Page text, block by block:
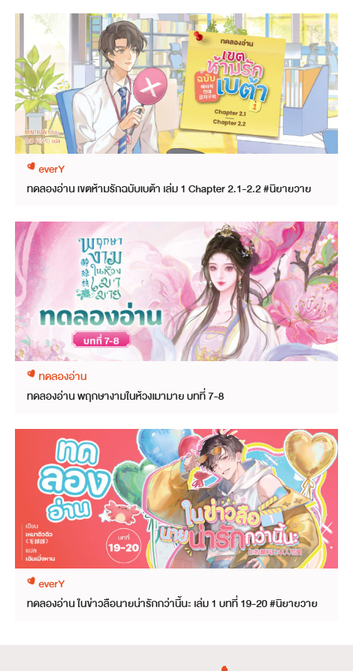
everY
ทดลองอ่าน เขตห้ามรักฉบับเบต้า เล่ม 1 Chapter 2.1-2.2 #นิยายวาย
ทดลองอ่าน
ทดลองอ่าน พฤกษางามในห้วงเมามาย บทที่ 7-8
everY
ทดลองอ่าน ในข่าวลือนายน่ารักกว่านี้นะ เล่ม 1 บทที่ 19-20 #นิยายวาย